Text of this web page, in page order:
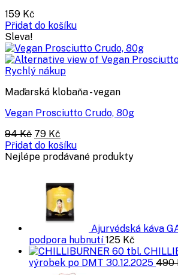
159 Kč
Přidat do košíku
Sleva!
Rychlý nákup
Maďarská klobaňa - vegan
Vegan Prosciutto Crudo, 80g
94Kč Původní
cena
byla:
79 Kč
cena
je:
Přidat do košíku
Nejlépe prodávané produkty
Ajurvédská káva
podpora hubnutí 125 Kč
výrobek po DMT 30.12.2025 490